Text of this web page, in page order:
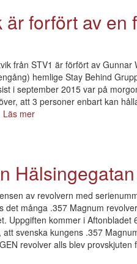
är forfört av en
från STV1 är förfört av Gunnar
hemlige Stay Behind
i september 2015 var på
att 3 personer enbart kan
Läs mer
Hälsingegatan
av revolvern med
det många .357 Magnum
Uppgiften kommer i Aftonbladet
svenska kungens .357
revolver alls blev